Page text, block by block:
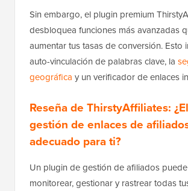
Sin embargo, el plugin premium
desbloquea funciones más avanzadas
aumentar tus tasas de conversión. Esto
auto-vinculación de palabras clave, la
geográfica y un verificador de enlaces
Reseña de ThirstyAffiliates:
gestión de enlaces de
adecuado para ti?
Un plugin de gestión de afiliados
monitorear, gestionar y rastrear todas